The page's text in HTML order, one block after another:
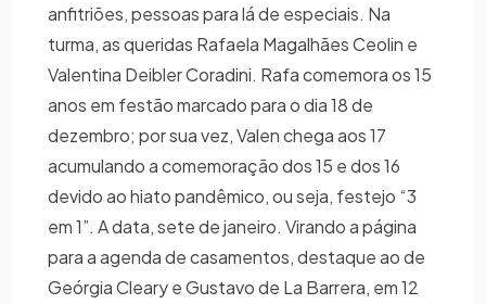
anfitriões, pessoas para lá de especiais. Na
turma, as queridas Rafaela Magalhães Ceolin e
Valentina Deibler Coradini. Rafa comemora os 15
anos em festão marcado para o dia 18 de
dezembro; por sua vez, Valen chega aos 17
acumulando a comemoração dos 15 e dos 16
devido ao hiato pandêmico, ou seja, festejo “3
em 1”. A data, sete de janeiro. Virando a página
para a agenda de casamentos, destaque ao de
Geórgia Cleary e Gustavo de La Barrera, em 12